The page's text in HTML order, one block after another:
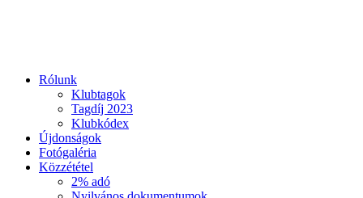
Rólunk
Klubtagok
Tagdíj 2023
Klubkódex
Újdonságok
Fotógaléria
Közzététel
2% adó